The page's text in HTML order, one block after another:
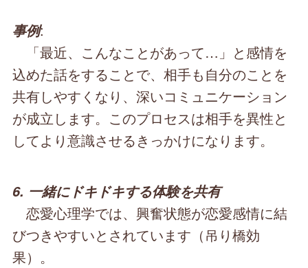
事例:
「最近、こんなことがあって…」と感情を
込めた話をすることで、相手も自分のことを
共有しやすくなり、深いコミュニケーション
が成立します。このプロセスは相手を異性と
してより意識させるきっかけになります。
6. 一緒にドキドキする体験を共有
恋愛心理学では、興奮状態が恋愛感情に結
びつきやすいとされています（吊り橋効
果）。